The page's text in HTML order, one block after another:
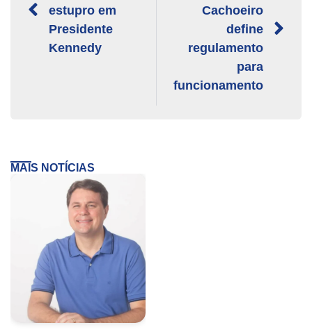
estupro em
Presidente
Kennedy
Cachoeiro
define
regulamento
para
funcionamento
MAIS NOTÍCIAS